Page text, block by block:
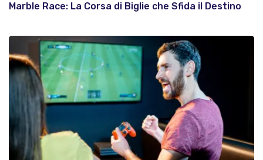
Marble Race: La Corsa di Biglie che Sfida il Destino